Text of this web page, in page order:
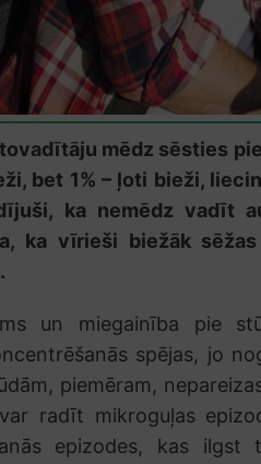
mēdz sēsties
bet 1% – ļoti bieži,
ka nemēdz vadīt
ka vīrieši biežāk
un miegainība pie
spējas, jo
piemēram,
radīt mikroguļas
epizodes, kas